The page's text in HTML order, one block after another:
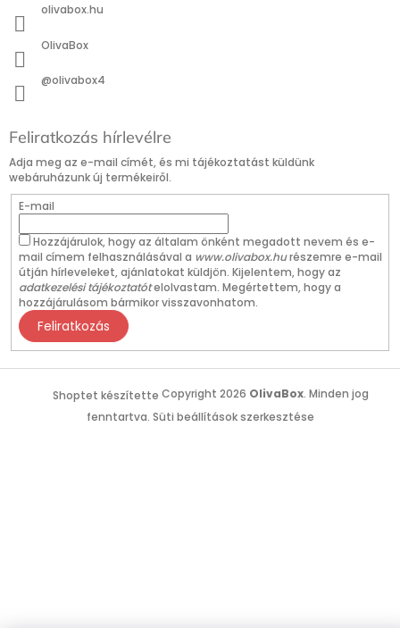
olivabox.hu
OlivaBox
@olivabox4
Feliratkozás hírlevélre
Adja meg az e-mail címét, és mi tájékoztatást küldünk
webáruházunk új termékeiről.
E-mail
Hozzájárulok, hogy az általam önként megadott nevem és e-
mail címem felhasználásával a www.olivabox.hurészemre e-mail
útján hírleveleket, ajánlatokat küldjön. Kijelentem, hogy az
adatkezelési tájékoztatót elolvastam. Megértettem, hogy a
hozzájárulásom bármikor visszavonhatom.
Feliratkozás
Shoptet készítette Copyright 2026 OlivaBox. Minden jog
fenntartva. Süti beállítások szerkesztése